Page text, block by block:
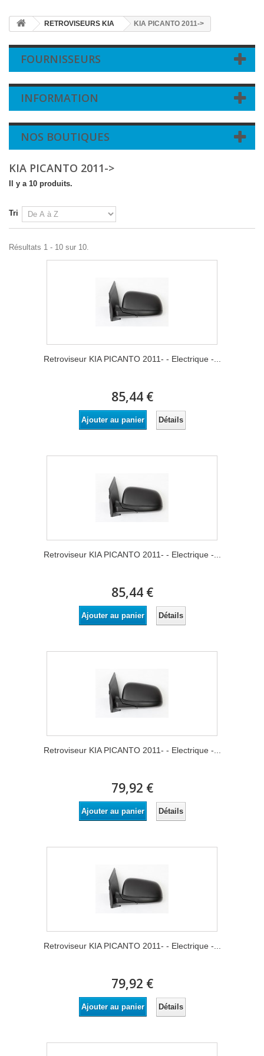
RETROVISEURS KIA KIA PICANTO 2011->
FOURNISSEURS
INFORMATION
NOS BOUTIQUES
KIA PICANTO 2011->
Il y a 10 produits.
Tri
Résultats 1 - 10 sur 10.
Retroviseur KIA PICANTO 2011- - Electrique -...
85,44 €
Ajouter au panier Détails
Retroviseur KIA PICANTO 2011- - Electrique -...
85,44 €
Ajouter au panier Détails
Retroviseur KIA PICANTO 2011- - Electrique -...
79,92 €
Ajouter au panier Détails
Retroviseur KIA PICANTO 2011- - Electrique -...
79,92 €
Ajouter au panier Détails